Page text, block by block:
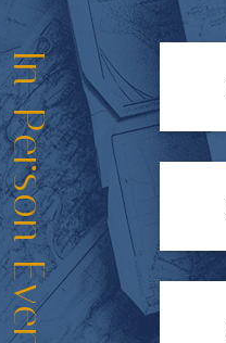
In-Person Events